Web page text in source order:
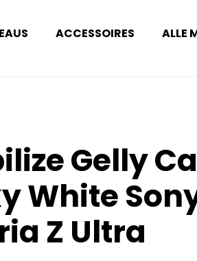
ACCESSOIRES ALLE
Gelly
White
Z Ultra